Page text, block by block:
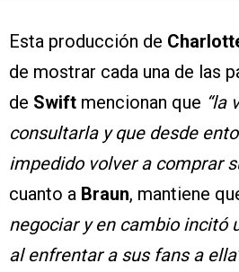
Esta producción de
de mostrar cada una de las
de Swift mencionan que “la
consultarla y que desde
impedido volver a comprar
cuanto a Braun, mantiene
negociar y en cambio incitó
al enfrentar a sus fans a